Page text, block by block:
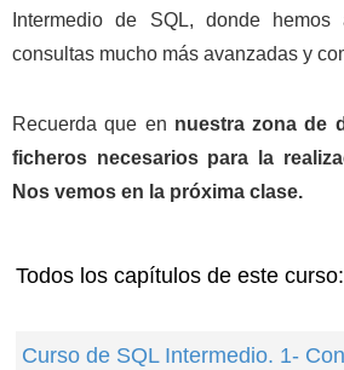
Intermedio de SQL, donde
consultas mucho más avanzadas y
Recuerda que en nuestra zona de
ficheros necesarios para la
Nos vemos en la próxima clase.
Todos los capítulos de este curso:
Curso de SQL Intermedio. 1-